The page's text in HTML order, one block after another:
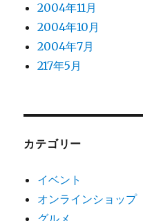
2004年11月
2004年10月
2004年7月
217年5月
カテゴリー
イベント
オンラインショップ